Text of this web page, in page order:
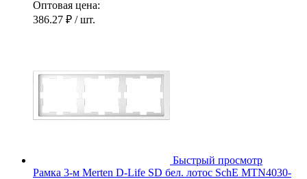
Оптовая цена:
386.27 ₽ / шт.
Быстрый просмотр
Рамка 3-м Merten D-Life SD бел. лотос SchE MTN4030-